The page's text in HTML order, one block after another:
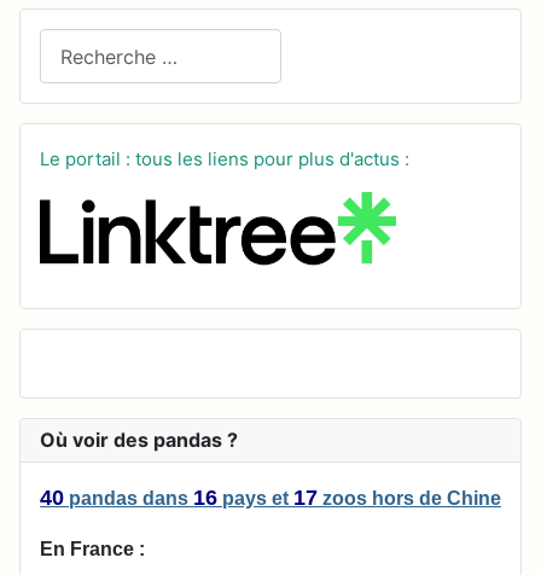
Le portail : tous les liens pour plus d'actus :
Où voir des pandas ?
40 pandas dans 16 pays et 17 zoos hors de Chine
En France :